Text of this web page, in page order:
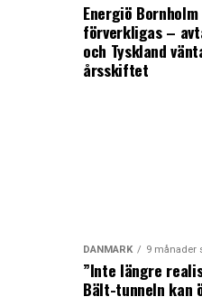
Energiö
förverkligas –
och Tyskland
årsskiftet
DANMARK 9 månader
”Inte längre
Bält-tunneln kan